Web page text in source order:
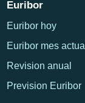
Euribor
Euribor hoy
Euribor mes actual
Revision anual
Prevision Euribor